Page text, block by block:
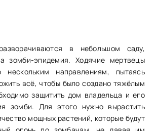
в небольшом саду,
зомби-эпидемия. Ходячие мертвецы
направлениям, пытаясь
всё, чтобы было создано тяжёлым
защитить дом владельца и его
зомби. Для этого нужно вырастить
мощных растений, которые будут